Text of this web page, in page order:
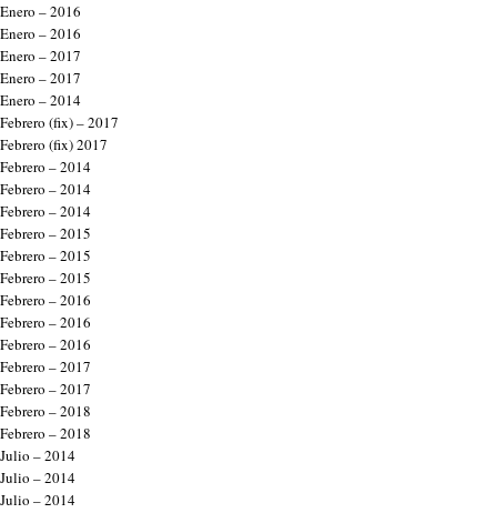
Enero – 2016
Enero – 2016
Enero – 2017
Enero – 2017
Enero – 2014
Febrero (fix) – 2017
Febrero (fix) 2017
Febrero – 2014
Febrero – 2014
Febrero – 2014
Febrero – 2015
Febrero – 2015
Febrero – 2015
Febrero – 2016
Febrero – 2016
Febrero – 2016
Febrero – 2017
Febrero – 2017
Febrero – 2018
Febrero – 2018
Julio – 2014
Julio – 2014
Julio – 2014